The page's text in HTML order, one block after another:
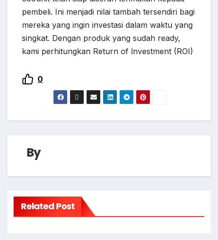
pembeli. Ini menjadi nilai tambah tersendiri bagi
mereka yang ingin investasi dalam waktu yang
singkat. Dengan produk yang sudah ready,
kami perhitungkan Return of lnvestment (ROI)
0
By
Related Post